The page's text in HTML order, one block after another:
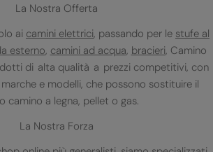
La Nostra Offerta
ai camini elettrici, passando per le stufe al
esterno, camini ad acqua, bracieri, Camino
di alta qualità a prezzi competitivi, con
e modelli, che possono sostituire il
camino a legna, pellet o gas.
La Nostra Forza